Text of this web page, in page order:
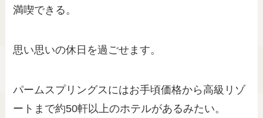
満喫できる。
思い思いの休日を過ごせます。
パームスプリングスにはお手頃価格から高級リゾ
ートまで約50軒以上のホテルがあるみたい。